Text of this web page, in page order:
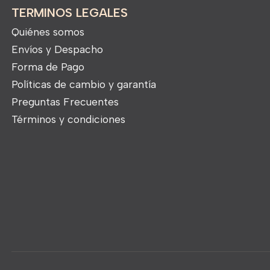
TERMINOS LEGALES
Quiénes somos
Envíos y Despacho
Forma de Pago
Políticas de cambio y garantía
Preguntas Frecuentes
Términos y condiciones